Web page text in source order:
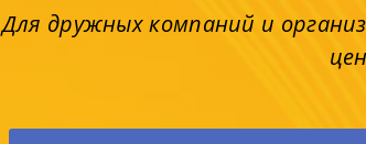
Для дружных компаний и